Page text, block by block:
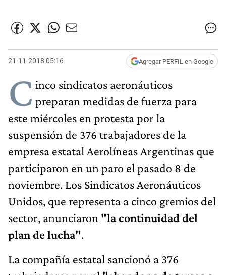
21-11-2018 05:16 Agregar PERFIL en Google
C inco sindicatos aeronáuticos
preparan medidas de fuerza para
este miércoles en protesta por la
suspensión de 376 trabajadores de la
empresa estatal Aerolíneas Argentinas que
participaron en un paro el pasado 8 de
noviembre. Los Sindicatos Aeronáuticos
Unidos, que representa a cinco gremios del
sector, anunciaron "la continuidad del
plan de lucha".
La compañía estatal sancionó a 376